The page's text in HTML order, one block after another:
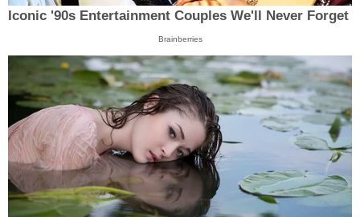
Iconic '90s Entertainment Couples We'll Never Forget
Brainberries